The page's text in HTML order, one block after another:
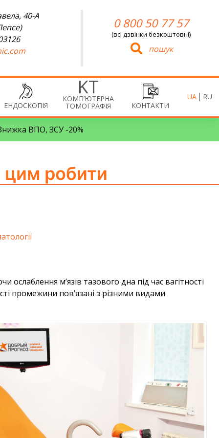
40-А
0 800 50 77 57
(всі дзвінки безкоштовні)
пошук
ЕНДОСКОПІЯ
КОМП’ЮТЕРНА
ТОМОГРАФІЯ КОНТАКТИ
UA RU
Знижка ВПО, ЗСУ -20%
цим робити
м’язів тазового дна під час вагітності
промежини пов’язані з різними видами